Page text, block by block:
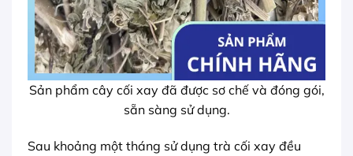
Sản phẩm cây cối xay đã được sơ chế và đóng gói,
sẵn sàng sử dụng.
Sau khoảng một tháng sử dụng trà cối xay đều